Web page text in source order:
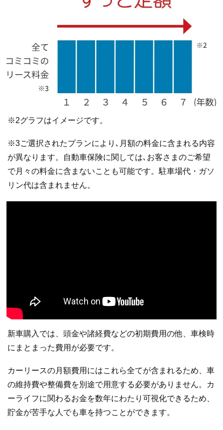
※2グラフはイメージです。
※3ご選択されたプランにより､月額の料金に含まれる内容
が異なります。自動車保険に関しては､お客さまのご希望
で月々の料金に含まないことも可能です。駐車場代・ガソ
リン代は含まれません。
新車購入では、頭金や諸経費などの初期費用の他、車検時
にまとまった費用が必要です。
カーリースの月額費用にはこれら全てが含まれるため、車
の維持費や整備費を別途で用意する必要がありません。カ
ーライフに関わるお金を数年にわたり可視化できるため、
貯金が苦手な人でも車を持つことができます。